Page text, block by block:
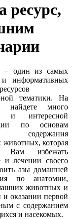
ресурс,
– один из самых
информативных
тематики. На
много
и интересной
по основам
содержания
которая
Вам избежать
и лечении своего
азы домашней
по анатомии,
животных и
оказании первой
с содержанием
и насекомых.